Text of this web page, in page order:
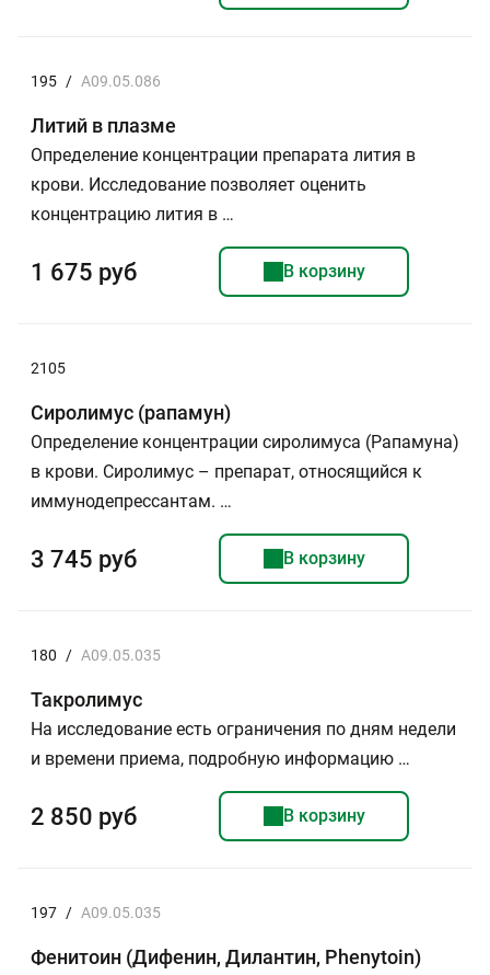
195 / A09.05.086
Литий в плазме
Определение концентрации препарата лития в
крови. Исследование позволяет оценить
концентрацию лития в …
1 675 руб В корзину
2105
Сиролимус (рапамун)
Определение концентрации сиролимуса (Рапамуна)
в крови. Сиролимус – препарат, относящийся к
иммунодепрессантам. …
3 745 руб В корзину
180 / A09.05.035
Такролимус
На исследование есть ограничения по дням недели
и времени приема, подробную информацию …
2 850 руб В корзину
197 / A09.05.035
Фенитоин (Дифенин, Дилантин, Phenytoin)